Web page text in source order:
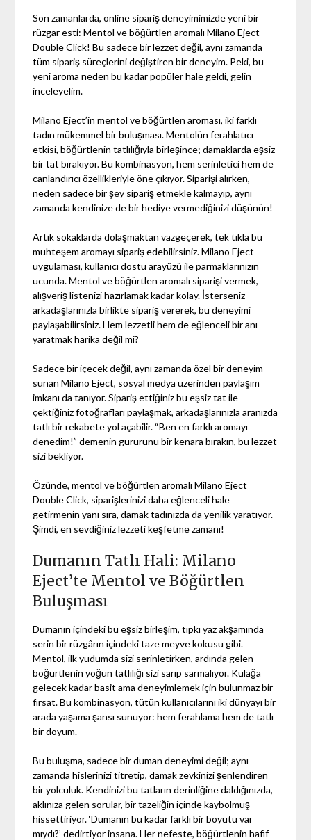
Son zamanlarda, online sipariş deneyimimizde yeni bir
rüzgar esti: Mentol ve böğürtlen aromalı Milano Eject
Double Click! Bu sadece bir lezzet değil, aynı zamanda
tüm sipariş süreçlerini değiştiren bir deneyim. Peki, bu
yeni aroma neden bu kadar popüler hale geldi, gelin
inceleyelim.
Milano Eject’in mentol ve böğürtlen aroması, iki farklı
tadın mükemmel bir buluşması. Mentolün ferahlatıcı
etkisi, böğürtlenin tatlılığıyla birleşince; damaklarda eşsiz
bir tat bırakıyor. Bu kombinasyon, hem serinletici hem de
canlandırıcı özellikleriyle öne çıkıyor. Siparişi alırken,
neden sadece bir şey sipariş etmekle kalmayıp, aynı
zamanda kendinize de bir hediye vermediğinizi düşünün!
Artık sokaklarda dolaşmaktan vazgeçerek, tek tıkla bu
muhteşem aromayı sipariş edebilirsiniz. Milano Eject
uygulaması, kullanıcı dostu arayüzü ile parmaklarınızın
ucunda. Mentol ve böğürtlen aromalı siparişi vermek,
alışveriş listenizi hazırlamak kadar kolay. İsterseniz
arkadaşlarınızla birlikte sipariş vererek, bu deneyimi
paylaşabilirsiniz. Hem lezzetli hem de eğlenceli bir anı
yaratmak harika değil mi?
Sadece bir içecek değil, aynı zamanda özel bir deneyim
sunan Milano Eject, sosyal medya üzerinden paylaşım
imkanı da tanıyor. Sipariş ettiğiniz bu eşsiz tat ile
çektiğiniz fotoğrafları paylaşmak, arkadaşlarınızla aranızda
tatlı bir rekabete yol açabilir. “Ben en farklı aromayı
denedim!” demenin gururunu bir kenara bırakın, bu lezzet
sizi bekliyor.
Özünde, mentol ve böğürtlen aromalı Milano Eject
Double Click, siparişlerinizi daha eğlenceli hale
getirmenin yanı sıra, damak tadınızda da yenilik yaratıyor.
Şimdi, en sevdiğiniz lezzeti keşfetme zamanı!
Dumanın Tatlı Hali: Milano
Eject’te Mentol ve Böğürtlen
Buluşması
Dumanın içindeki bu eşsiz birleşim, tıpkı yaz akşamında
serin bir rüzgârın içindeki taze meyve kokusu gibi.
Mentol, ilk yudumda sizi serinletirken, ardında gelen
böğürtlenin yoğun tatlılığı sizi sarıp sarmalıyor. Kulağa
gelecek kadar basit ama deneyimlemek için bulunmaz bir
fırsat. Bu kombinasyon, tütün kullanıcılarını iki dünyayı bir
arada yaşama şansı sunuyor: hem ferahlama hem de tatlı
bir doyum.
Bu buluşma, sadece bir duman deneyimi değil; aynı
zamanda hislerinizi titretip, damak zevkinizi şenlendiren
bir yolculuk. Kendinizi bu tatların derinliğine daldığınızda,
aklınıza gelen sorular, bir tazeliğin içinde kaybolmuş
hissettiriyor. ‘Dumanın bu kadar farklı bir boyutu var
mıydı?’ dedirtiyor insana. Her nefeste, böğürtlenin hafif